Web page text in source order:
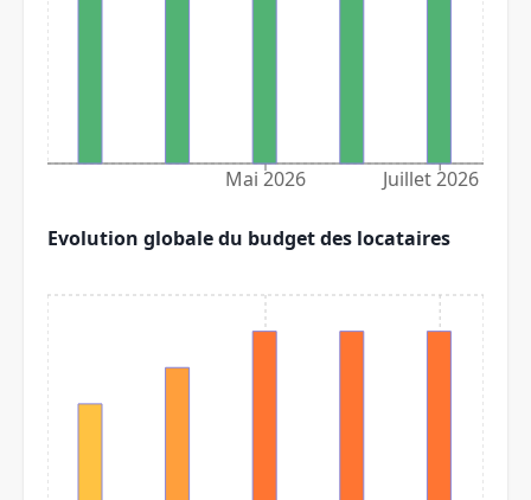
Mai 2026 Juillet 2026
Evolution globale du budget des locataires